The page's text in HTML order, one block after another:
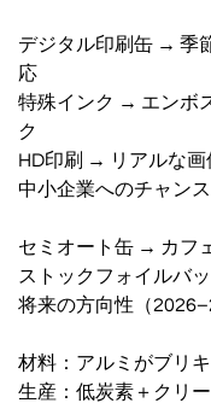
デジタル印刷缶 → 季
応
特殊インク → エンボ
ク
HD印刷 → リアルな画
中小企業へのチャンス
セミオート缶 → カフ
ストックフォイルバ
将来の方向性（
材料：アルミがブリ
生産：低炭素＋クリ